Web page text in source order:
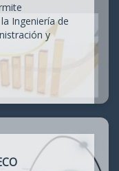
Ingeniería de
y